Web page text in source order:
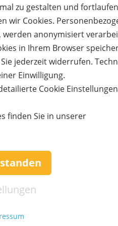
zu gestalten und
wir Cookies.
werden anonymisiert
in Ihrem Browser
jederzeit widerrufen.
Einwilligung.
Cookie Einstellungen
finden Sie in unserer
an einem
Eine Bar- bzw.
31.07.2028.
Estrel Showtheater ihr
gesehen.